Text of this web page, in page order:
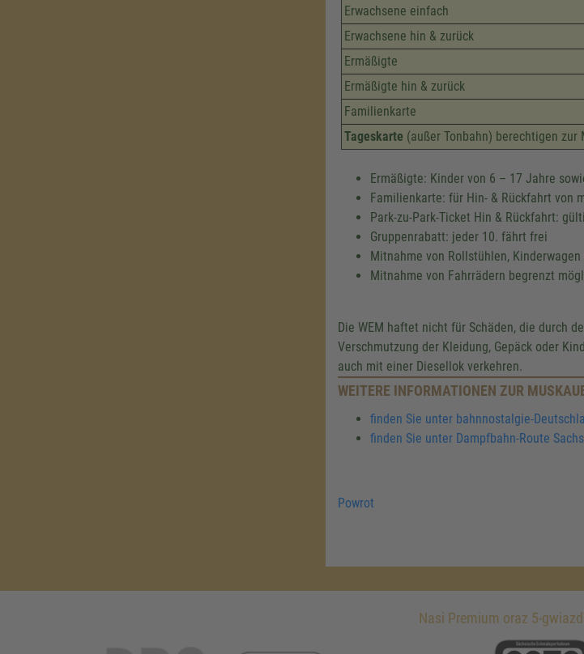
Erwachsene einfach
Erwachsene hin & zurück
Ermäßigte
Ermäßigte hin & zurück
Familienkarte
Tageskarte (außer Tonbahn) berechtigen
Ermäßigte: Kinder von 6 – 17 Jahre
Familienkarte: für Hin- & Rückfahrt von
Park-zu-Park-Ticket Hin & Rückfahrt:
Gruppenrabatt: jeder 10. fährt frei
Mitnahme von Rollstühlen,
Mitnahme von Fahrrädern begrenzt
Die WEM haftet nicht für Schäden, die durch
Verschmutzung der Kleidung, Gepäck oder
auch mit einer Diesellok verkehren.
WEITERE INFORMATIONEN ZUR
finden Sie unter bahnnostalgie-
finden Sie unter Dampfbahn-Route
Powrot
Nasi Premium oraz 5-